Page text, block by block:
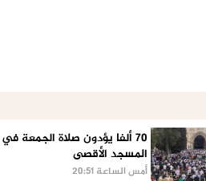
70 ألفا يؤدون صلاة الجمعة في
المسجد الأقصى
أمس الساعة 20:51